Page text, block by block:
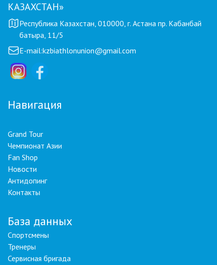
КАЗАХСТАН»
Республика Казахстан, 010000, г. Астана пр. Кабанбай
батыра, 11/5
E-mail:kzbiathlonunion@gmail.com
Навигация
Grand Tour
Чемпионат Азии
Fan Shop
Новости
Антидопинг
Контакты
База данных
Спортсмены
Тренеры
Сервисная бригада